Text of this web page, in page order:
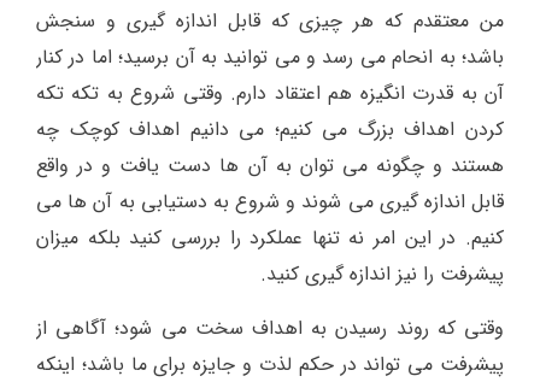
من معتقدم که هر چیزی که قابل اندازه گیری و سنجش
باشد؛ به انحام می رسد و می توانید به آن برسید؛ اما در کنار
آن به قدرت انگیزه هم اعتقاد دارم. وقتی شروع به تکه تکه
کردن اهداف بزرگ می کنیم؛ می دانیم اهداف کوچک چه
هستند و چگونه می توان به آن ها دست یافت و در واقع
قابل اندازه گیری می شوند و شروع به دستیابی به آن ها می
کنیم. در این امر نه تنها عملکرد را بررسی کنید بلکه میزان
پیشرفت را نیز اندازه گیری کنید.
وقتی که روند رسیدن به اهداف سخت می شود؛ آگاهی از
پیشرفت می تواند در حکم لذت و جایزه برای ما باشد؛ اینکه